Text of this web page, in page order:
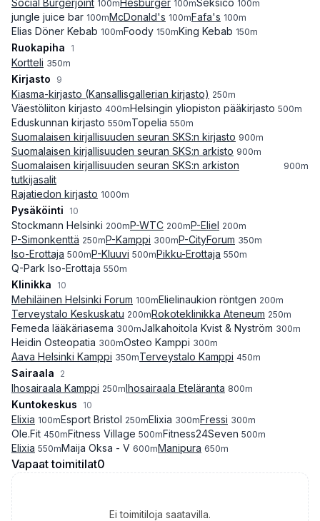
Social Burgerjoint 100mHesburger 100mSeksico 100m
jungle juice bar 100mMcDonald's 100mFafa's 100m
Elias Döner Kebab 100mFoody 150mKing Kebab 150m
Ruokapiha 1
Kortteli 350m
Kirjasto 9
Kiasma-kirjasto (Kansallisgallerian kirjasto) 250m
Väestöliiton kirjasto 400mHelsingin yliopiston pääkirjasto 500m
Eduskunnan kirjasto 550mTopelia 550m
Suomalaisen kirjallisuuden seuran SKS:n kirjasto 900m
Suomalaisen kirjallisuuden seuran SKS:n arkisto 900m
Suomalaisen kirjallisuuden seuran SKS:n arkiston
tutkijasalit
900m
Rajatiedon kirjasto 1000m
Pysäköinti 10
Stockmann Helsinki 200mP-WTC 200mP-Eliel 200m
P-Simonkenttä 250mP-Kamppi 300mP-CityForum 350m
Iso-Erottaja 500mP-Kluuvi 500mPikku-Erottaja 550m
Q-Park Iso-Erottaja 550m
Klinikka 10
Mehiläinen Helsinki Forum 100mElielinaukion röntgen 200m
Terveystalo Keskuskatu 200mRokoteklinikka Ateneum 250m
Femeda lääkäriasema 300mJalkahoitola Kvist & Nyström 300m
Heidin Osteopatia 300mOsteo Kamppi 300m
Aava Helsinki Kamppi 350mTerveystalo Kamppi 450m
Sairaala 2
Ihosairaala Kamppi 250mIhosairaala Eteläranta 800m
Kuntokeskus 10
Elixia 100mEsport Bristol 250mElixia 300mFressi 300m
Ole.Fit 450mFitness Village 500mFitness24Seven 500m
Elixia 550mMaija Oksa - V 600mManipura 650m
Vapaat toimitilat0
Ei toimitiloja saatavilla.